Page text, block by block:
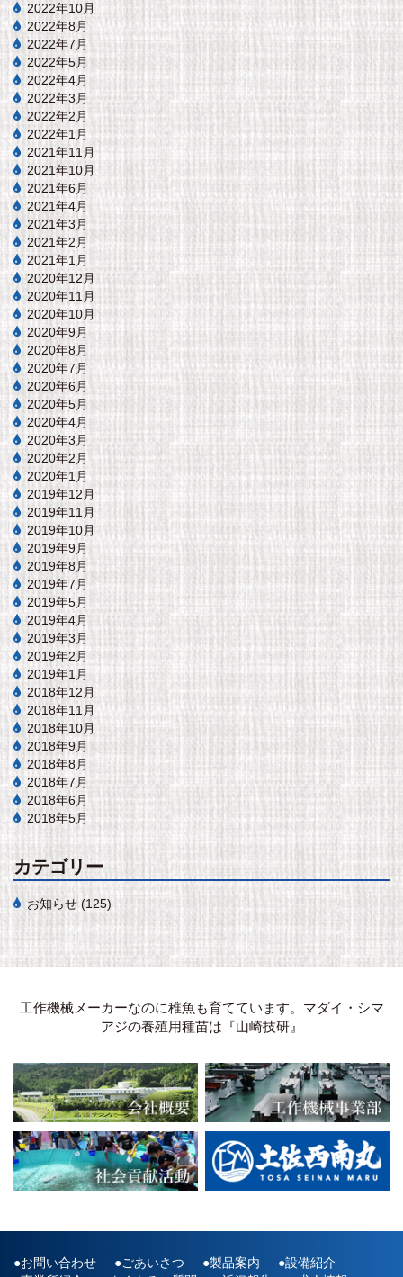
2022年10月
2022年8月
2022年7月
2022年5月
2022年4月
2022年3月
2022年2月
2022年1月
2021年11月
2021年10月
2021年6月
2021年4月
2021年3月
2021年2月
2021年1月
2020年12月
2020年11月
2020年10月
2020年9月
2020年8月
2020年7月
2020年6月
2020年5月
2020年4月
2020年3月
2020年2月
2020年1月
2019年12月
2019年11月
2019年10月
2019年9月
2019年8月
2019年7月
2019年5月
2019年4月
2019年3月
2019年2月
2019年1月
2018年12月
2018年11月
2018年10月
2018年9月
2018年8月
2018年7月
2018年6月
2018年5月
カテゴリー
お知らせ (125)
工作機械メーカーなのに稚魚も育てています。マダイ・シマ
アジの養殖用種苗は『山崎技研』
お問い合わせ ごあいさつ 製品案内
設備紹介